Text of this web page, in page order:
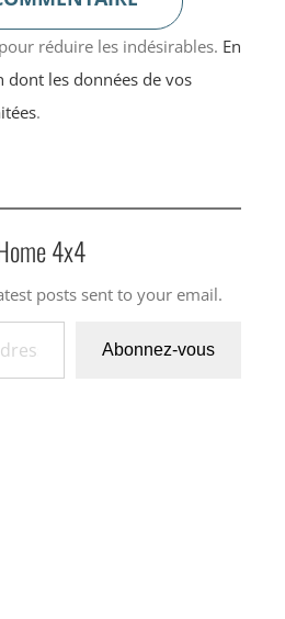
réduire les indésirables. En
dont les données de vos
.
4x4
posts sent to your email.
Abonnez-vous